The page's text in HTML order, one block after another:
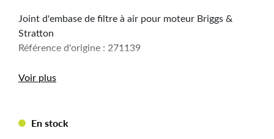
Joint d'embase de filtre à air pour moteur Briggs &
Stratton
Référence d'origine : 271139
Voir plus
En stock